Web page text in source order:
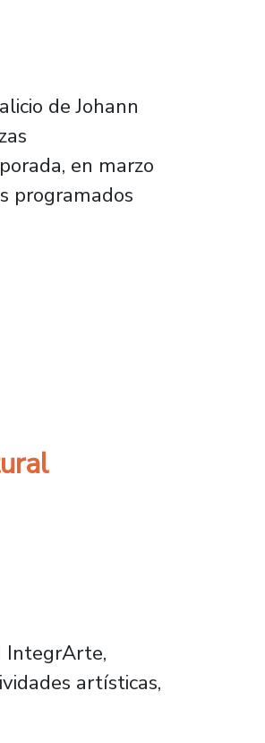
de Johann
en marzo
programados
que emite STGO TV
IntegrArte,
artísticas,